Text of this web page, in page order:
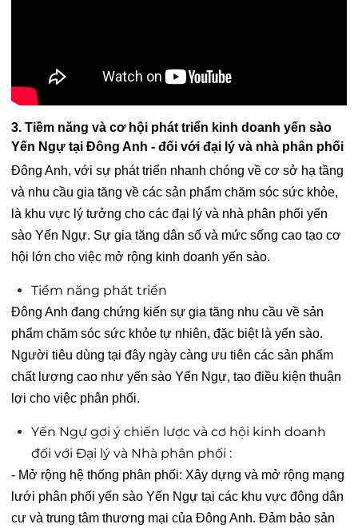
3. Tiềm năng và cơ hội phát triển kinh doanh yến sào
Yến Ngự tại Đông Anh - đối với đại lý và nhà phân phối
Đông Anh, với sự phát triển nhanh chóng về cơ sở hạ tầng
và nhu cầu gia tăng về các sản phẩm chăm sóc sức khỏe,
là khu vực lý tưởng cho các đại lý và nhà phân phối yến
sào Yến Ngự. Sự gia tăng dân số và mức sống cao tạo cơ
hội lớn cho việc mở rộng kinh doanh yến sào.
Tiềm năng phát triển
Đông Anh đang chứng kiến sự gia tăng nhu cầu về sản
phẩm chăm sóc sức khỏe tự nhiên, đặc biệt là yến sào.
Người tiêu dùng tại đây ngày càng ưu tiên các sản phẩm
chất lượng cao như yến sào Yến Ngự, tạo điều kiện thuận
lợi cho việc phân phối.
Yến Ngự gợi ý chiến lược và cơ hội kinh doanh
đối với Đại lý và Nhà phân phối :
- Mở rộng hệ thống phân phối: Xây dựng và mở rộng mạng
lưới phân phối yến sào Yến Ngự tại các khu vực đông dân
cư và trung tâm thương mại của Đông Anh. Đảm bảo sản